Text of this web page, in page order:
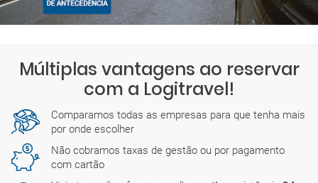
Múltiplas vantagens ao reservar
com a Logitravel!
Comparamos todas as empresas para que tenha mais
por onde escolher
Não cobramos taxas de gestão ou por pagamento
com cartão